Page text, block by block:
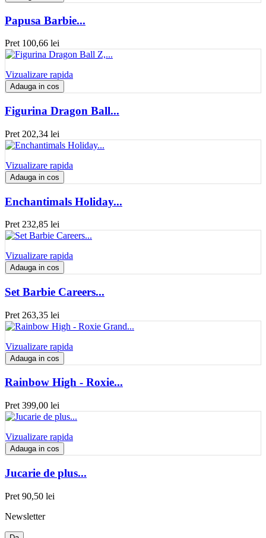
Papusa Barbie...
Pret 100,66 lei
Vizualizare rapida
Adauga in cos
Figurina Dragon Ball...
Pret 202,34 lei
Vizualizare rapida
Adauga in cos
Enchantimals Holiday...
Pret 232,85 lei
Vizualizare rapida
Adauga in cos
Set Barbie Careers...
Pret 263,35 lei
Vizualizare rapida
Adauga in cos
Rainbow High - Roxie...
Pret 399,00 lei
Vizualizare rapida
Adauga in cos
Jucarie de plus...
Pret 90,50 lei
Newsletter